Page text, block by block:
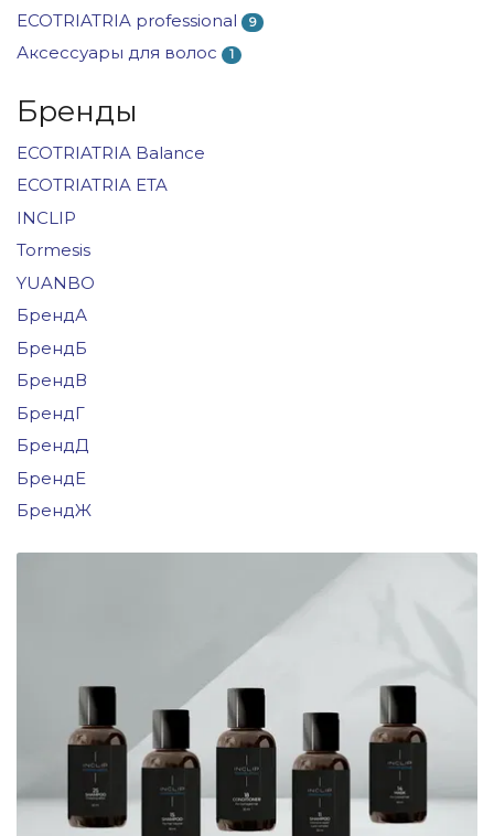
ECOTRIATRIA professional 9
Аксессуары для волос 1
Бренды
ECOTRIATRIA Balance
ECOTRIATRIA ETA
INCLIP
Tormesis
YUANBO
БрендА
БрендБ
БрендВ
БрендГ
БрендД
БрендЕ
БрендЖ